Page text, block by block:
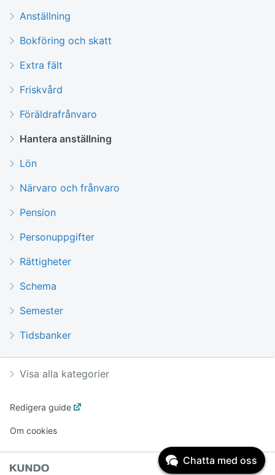
Anställning
Bokföring och skatt
Extra fält
Friskvård
Föräldrafrånvaro
Hantera anställning
Lön
Närvaro och frånvaro
Pension
Personuppgifter
Rättigheter
Schema
Semester
Tidsbanker
Visa alla kategorier
Redigera guide
Om cookies
Chatta med oss